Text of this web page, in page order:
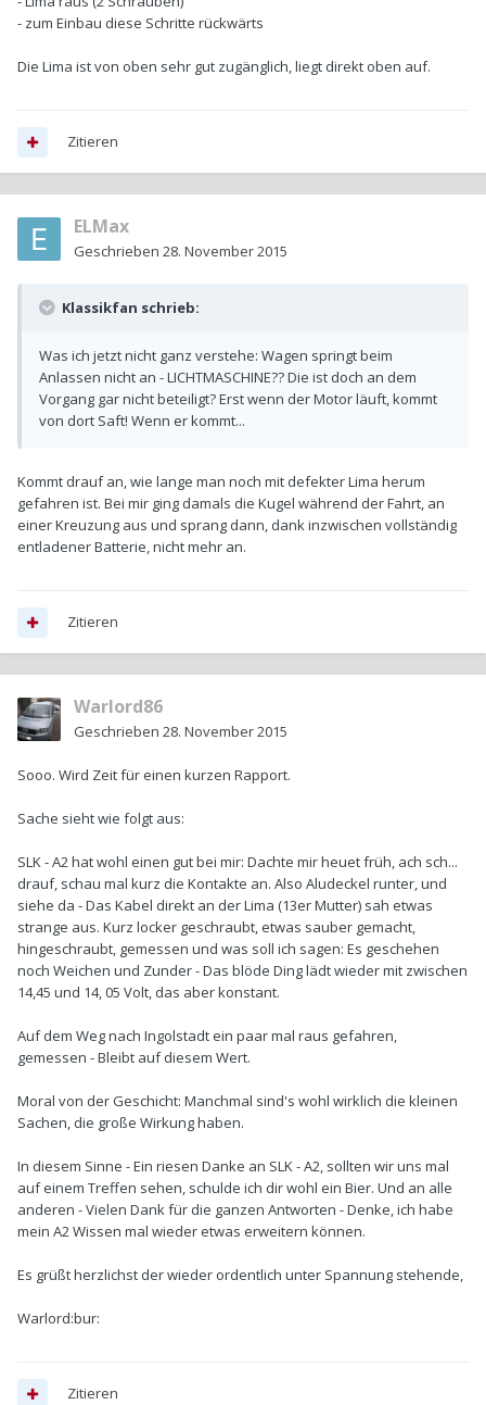
- zum Einbau diese Schritte rückwärts
Die Lima ist von oben sehr gut zugänglich, liegt direkt oben auf.
Zitieren
ELMax
Geschrieben 28. November 2015
Klassikfan schrieb:
Was ich jetzt nicht ganz verstehe: Wagen springt beim
Anlassen nicht an - LICHTMASCHINE?? Die ist doch an dem
Vorgang gar nicht beteiligt? Erst wenn der Motor läuft, kommt
von dort Saft! Wenn er kommt...
Kommt drauf an, wie lange man noch mit defekter Lima herum
gefahren ist. Bei mir ging damals die Kugel während der Fahrt, an
einer Kreuzung aus und sprang dann, dank inzwischen vollständig
entladener Batterie, nicht mehr an.
Zitieren
Warlord86
Geschrieben 28. November 2015
Sooo. Wird Zeit für einen kurzen Rapport.
Sache sieht wie folgt aus:
SLK - A2 hat wohl einen gut bei mir: Dachte mir heuet früh, ach sch...
drauf, schau mal kurz die Kontakte an. Also Aludeckel runter, und
siehe da - Das Kabel direkt an der Lima (13er Mutter) sah etwas
strange aus. Kurz locker geschraubt, etwas sauber gemacht,
hingeschraubt, gemessen und was soll ich sagen: Es geschehen
noch Weichen und Zunder - Das blöde Ding lädt wieder mit zwischen
14,45 und 14, 05 Volt, das aber konstant.
Auf dem Weg nach Ingolstadt ein paar mal raus gefahren,
gemessen - Bleibt auf diesem Wert.
Moral von der Geschicht: Manchmal sind's wohl wirklich die kleinen
Sachen, die große Wirkung haben.
In diesem Sinne - Ein riesen Danke an SLK - A2, sollten wir uns mal
auf einem Treffen sehen, schulde ich dir wohl ein Bier. Und an alle
anderen - Vielen Dank für die ganzen Antworten - Denke, ich habe
mein A2 Wissen mal wieder etwas erweitern können.
Es grüßt herzlichst der wieder ordentlich unter Spannung stehende,
Warlord:bur:
Zitieren